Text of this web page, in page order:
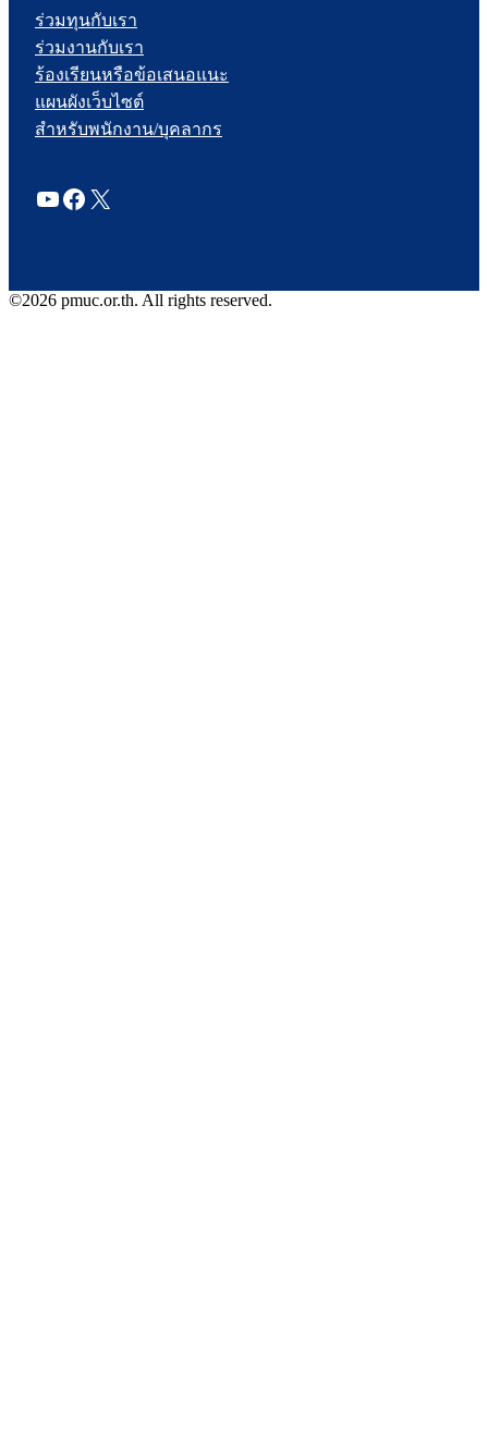
ร่วมทุนกับเรา
ร่วมงานกับเรา
ร้องเรียนหรือข้อเสนอแนะ
แผนผังเว็บไซต์
สำหรับพนักงาน/บุคลากร
YouTube
Facebook
X
©2026 pmuc.or.th. All rights reserved.